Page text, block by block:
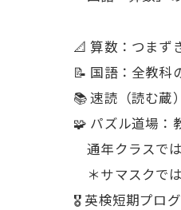
📐 算数：つまず
📝 国語：全教科
📚 速読（読む蔵
🧩 パズル道場：
通年クラスで
＊サマスクでは
🎖️ 英検短期プロ